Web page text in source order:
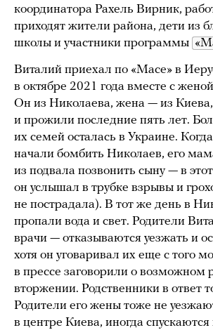
координатора Рахель Вирник,
приходят жители района, дети из
школы и участники программы
Виталий приехал по «Масе» в
в октябре 2021 года вместе с
Он из Николаева, жена — из Киева,
и прожили последние пять лет.
их семей осталась в Украине.
начали бомбить Николаев, его
из подвала позвонить сыну — в
он услышал в трубке взрывы и
не пострадала). В тот же день в
пропали вода и свет. Родители
врачи — отказываются уезжать и
хотя он уговаривал их еще с того
в прессе заговорили о возможном
вторжении. Родственники в ответ
Родители его жены тоже не
в центре Киева, иногда спускаются